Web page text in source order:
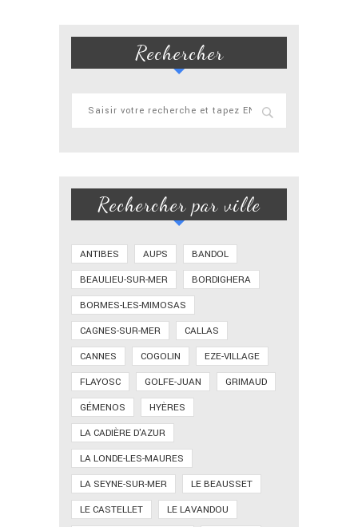
Rechercher
Rechercher par ville
ANTIBES AUPS
BANDOL
BEAULIEU-SUR-MER
BORDIGHERA
BORMES-LES-MIMOSAS
CAGNES-SUR-MER
CALLAS
CANNES
COGOLIN
EZE-VILLAGE
FLAYOSC
GOLFE-JUAN
GRIMAUD
GÉMENOS
HYÈRES
LA CADIÈRE D'AZUR
LA LONDE-LES-MAURES
LA SEYNE-SUR-MER
LE BEAUSSET
LE CASTELLET
LE LAVANDOU